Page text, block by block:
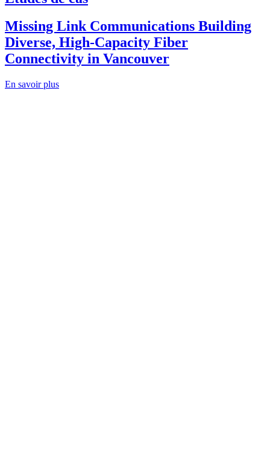
Missing Link Communications Building
Diverse, High-Capacity Fiber
Connectivity in Vancouver
En savoir plus